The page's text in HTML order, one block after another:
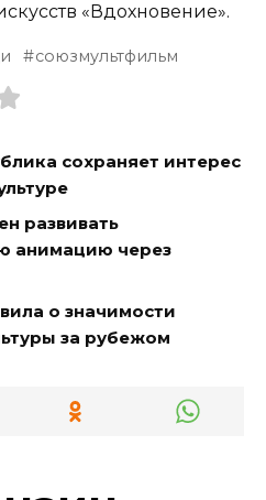
«Вдохновение».
союзмультфильм
сохраняет интерес
развивать
анимацию через
о значимости
за рубежом